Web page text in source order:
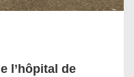
l’hôpital de